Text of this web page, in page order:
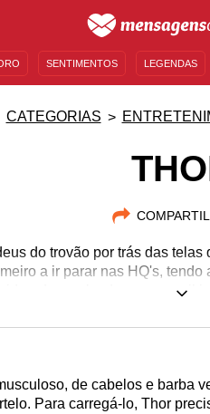
SENTIMENTOS LEGENDAS
CATEGORIAS
do trovão por trás das
a ir parar nas HQ's,
o salvador para os
de cabelos e barba
Para carregá-lo, Thor